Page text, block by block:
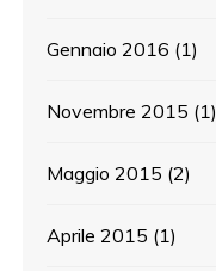
Gennaio 2016 (1)
Novembre 2015 (1)
Maggio 2015 (2)
Aprile 2015 (1)